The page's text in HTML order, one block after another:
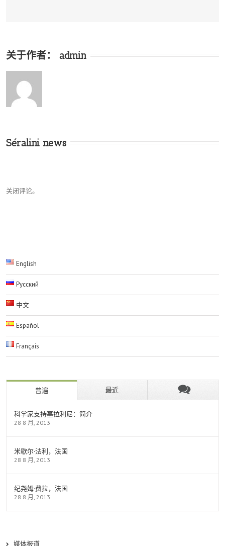
关于作者： admin
Séralini news
关闭评论。
English
Русский
中文
Español
Français
普遍 最近
科学家支持塞拉利尼：简介
28 8 月, 2013
米歇尔·法利，法国
28 8 月, 2013
纪尧姆·费拉，法国
28 8 月, 2013
媒体报道